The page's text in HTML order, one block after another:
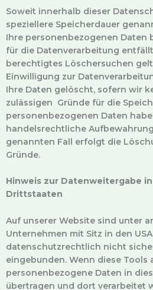
Soweit innerhalb dieser
speziellere Speicherdauer
Ihre personenbezogenen Daten
für die Datenverarbeitung
berechtigtes Löschersuchen
Einwilligung zur
Ihre Daten gelöscht, sofern wir
zulässigen Gründe für die
personenbezogenen Daten
handelsrechtliche
genannten Fall erfolgt die
Gründe.
Hinweis zur Datenweitergabe
Drittstaaten
Auf unserer Website sind unter
Unternehmen mit Sitz in den
datenschutzrechtlich nicht
eingebunden. Wenn diese Tools
personenbezogene Daten in
übertragen und dort verarbeitet